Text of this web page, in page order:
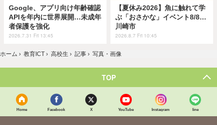
Google、アプリ向け年齢確認
APIを年内に世界展開…未成年
者保護を強化
2026.7.31 Fri 13:45
【夏休み2026】魚に触れて学
ぶ「おさかな」イベント8/8…
川崎市
2026.8.7 Fri 10:45
ホーム › 教育ICT › 高校生 › 記事 › 写真・画像
TOP
Home Facebook X YouTube Instagram line